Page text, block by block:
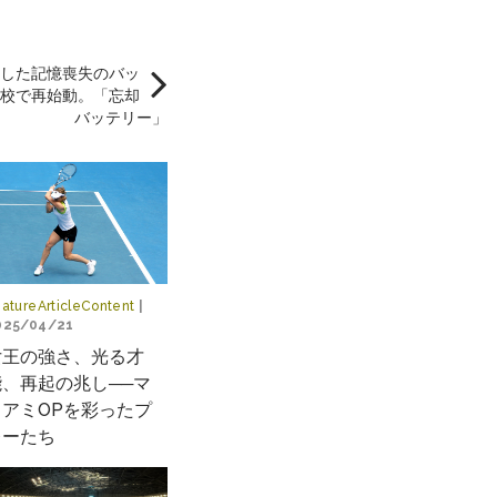
た記憶喪失のバッ
で再始動。「忘却
バッテリー」
04/21
の強さ、光る才
再起の兆し──マ
ミOPを彩ったプ
たち